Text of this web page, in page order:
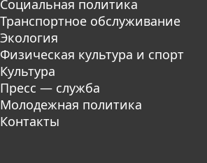
Социальная политика
Транспортное обслуживание
Экология
Физическая культура и спорт
Культура
Пресс — служба
Молодежная политика
Контакты